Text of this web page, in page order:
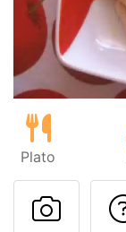
Plato